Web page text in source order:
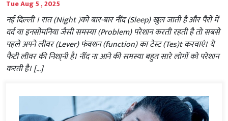
Tue Aug 5 , 2025
नई दिल्‍ली । रात (Night )को बार-बार नींद (Sleep) खुल जाती है और पैरों में
दर्द या इनसोमनिया जैसी समस्या (Problem) परेशान करती रहती है तो सबसे
पहले अपने लीवर (Lever) फंक्शन (function) का टेस्ट (Tes)t करवाएं। ये
फैटी लीवर की निशा्नी है। नींद ना आने की समस्या बहुत सारे लोगों को परेशान
करती है। […]